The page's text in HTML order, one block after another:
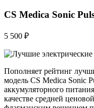
CS Medica Sonic
5 500 ₽
Пополняет рейтинг
модель CS Medica Sonic
аккумуляторного
качестве средней